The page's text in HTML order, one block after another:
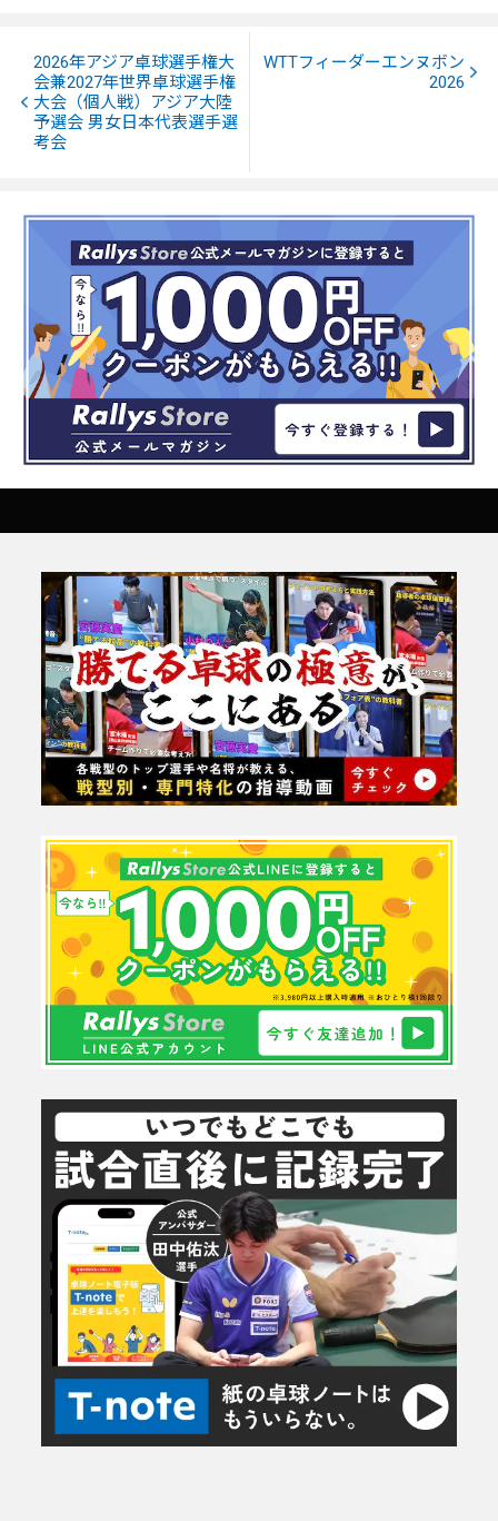
2026年アジア卓球選手権大
会兼2027年世界卓球選手権
大会（個人戦）アジア大陸
予選会 男女日本代表選手選
考会
WTTフィーダーエンヌボン
2026